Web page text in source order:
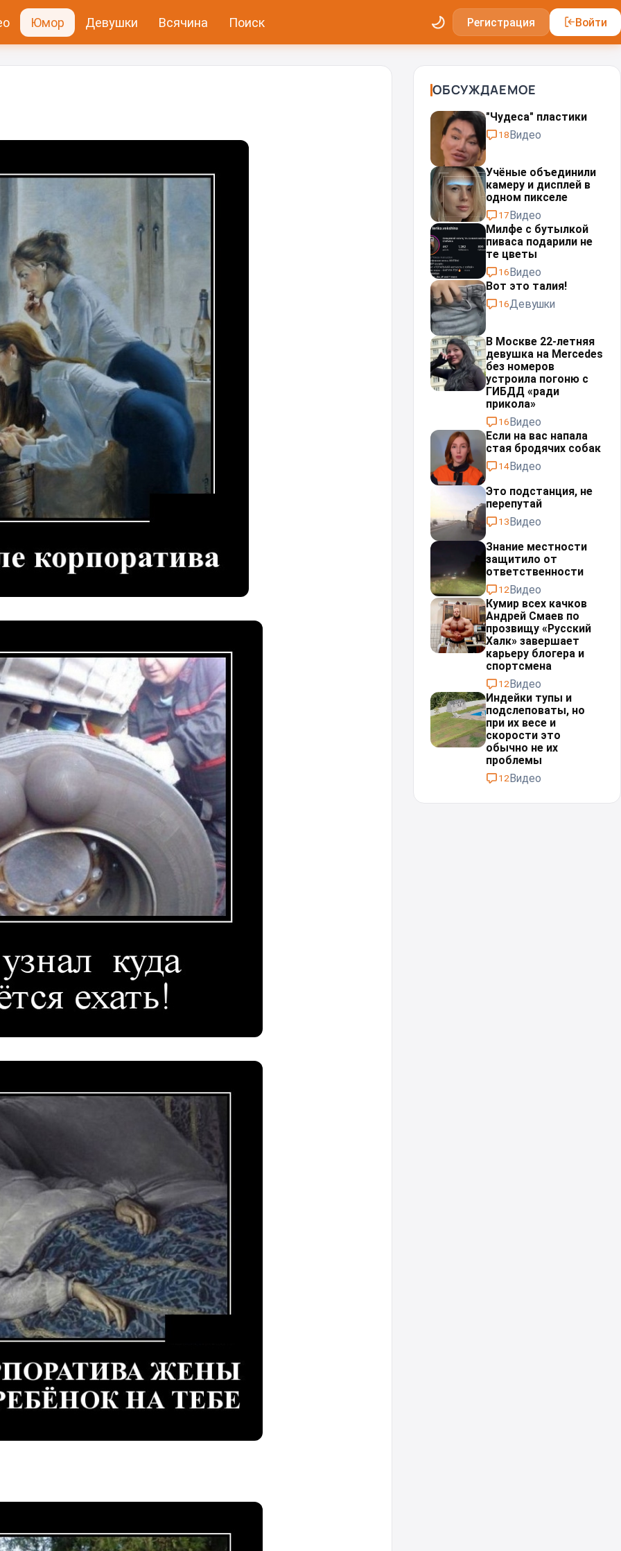
Юмор Девушки Всячина Поиск Регистрация Войти
ОБСУЖДАЕМОЕ
"Чудеса" пластики⁠⁠
18Видео
Учёные объединили
камеру и дисплей в
одном пикселе
17Видео
Милфе с бутылкой
пиваса подарили не
те цветы
16Видео
Вот это талия!
16Девушки
В Москве 22-летняя
девушка на Mercedes
без номеров
устроила погоню с
ГИБДД «ради
прикола»
16Видео
Если на вас напала
стая бродячих собак
14Видео
Это подстанция, не
перепутай⁠⁠
13Видео
Знание местности
защитило от
ответственности
12Видео
Кумир всех качков
Андрей Смаев по
прозвищу «Русский
Халк» завершает
карьеру блогера и
спортсмена
12Видео
Индейки тупы и
подслеповаты, но
при их весе и
скорости это
обычно не их
проблемы⁠⁠
12Видео